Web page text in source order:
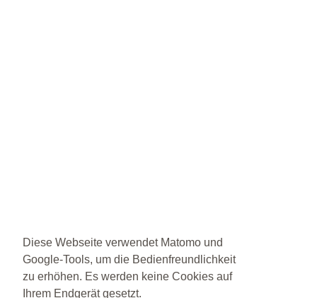
Diese Webseite verwendet Matomo und
Google-Tools, um die Bedienfreundlichkeit
zu erhöhen. Es werden keine Cookies auf
Ihrem Endgerät gesetzt.